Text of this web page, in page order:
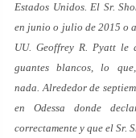
Estados Unidos. El Sr.
en junio o julio de 2015 o
UU. Geoffrey R. Pyatt le
guantes blancos, lo
nada. Alrededor de
en Odessa donde
correctamente y que el Sr.